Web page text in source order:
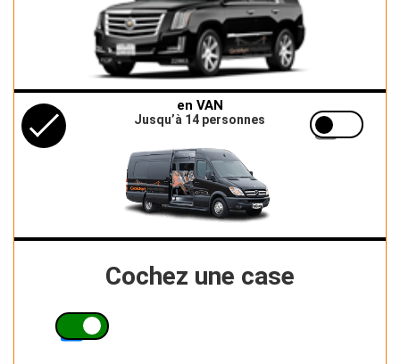
en VAN
Jusqu’à 14 personnes
Cochez une case